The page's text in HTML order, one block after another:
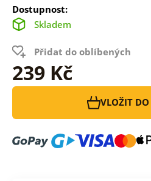
Dostupnost:
Skladem
Přidat do oblíbených
239 Kč
VLOŽIT